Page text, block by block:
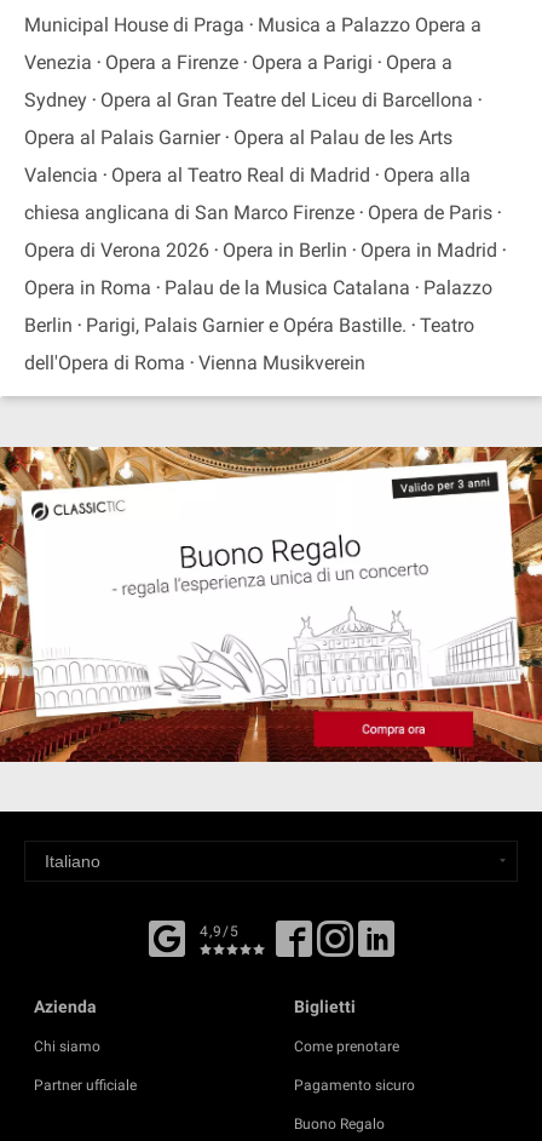
Municipal House di Praga
Musica a Palazzo Opera a
Venezia
Opera a Firenze Opera a Parigi
Opera a
Sydney
Opera al Gran Teatre del Liceu di Barcellona
Opera al Palais Garnier
Opera al Palau de les Arts
Valencia
Opera al Teatro Real di Madrid
Opera alla
chiesa anglicana di San Marco Firenze
Opera de Paris
Opera di Verona 2026
Opera in Berlin
Opera in Madrid
Opera in Roma
Palau de la Musica Catalana
Palazzo
Berlin
Parigi, Palais Garnier e Opéra Bastille.
Teatro
dell'Opera di Roma
Vienna Musikverein
4,9/5
Azienda
Chi siamo
Partner ufficiale
Biglietti
Come prenotare
Pagamento sicuro
Buono Regalo